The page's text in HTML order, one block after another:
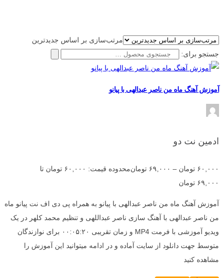
مرتب‌سازی بر اساس جدیدترین
جستجو برای:
آموزش آهنگ ماه من ناصر عبدالهی با پیانو
ادمین نت دو
۶۰,۰۰۰ تومان – ۶۹,۰۰۰ تومان
محدوده قیمت: ۶۰,۰۰۰ تومان تا
۶۹,۰۰۰ تومان
آموزش آهنگ ماه من ناصر عبدالهی با پیانو به همراه پی دی اف نت پیانو ماه
من ناصر عبدالهی با آهنگ سازی ناصر عبداللهی و تنظیم محمد کلهر در یک
ویدیو آموزشی با فرمت MP4 و زمان تقریبی ۰۰:۰۵:۲۰ برای نوازندگان
متوسط جهت دانلود از سایت آماده و در ادامه میتوانید این آموزش را
مشاهده کنید